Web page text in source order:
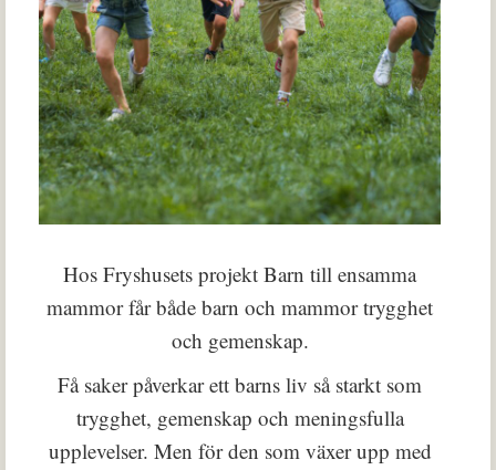
Hos Fryshusets projekt Barn till ensamma
mammor får både barn och mammor trygghet
och gemenskap.
Få saker påverkar ett barns liv så starkt som
trygghet, gemenskap och meningsfulla
upplevelser. Men för den som växer upp med